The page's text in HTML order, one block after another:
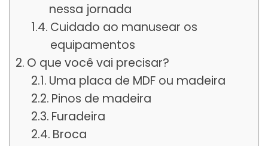
nessa jornada
Cuidado ao manusear os
equipamentos
O que você vai precisar?
Uma placa de MDF ou madeira
Pinos de madeira
Furadeira
Broca